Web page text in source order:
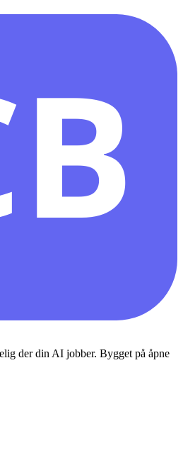
der din AI jobber. Bygget på åpne